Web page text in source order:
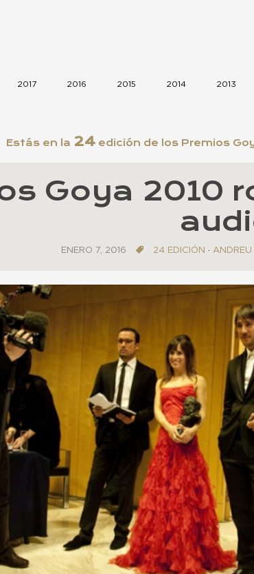
2017 2016 2015 2014 2013
Estás en la 24edición de los Premios
Goya 2010
ENERO 7, 2016 24 EDICIÓN · ANDREU